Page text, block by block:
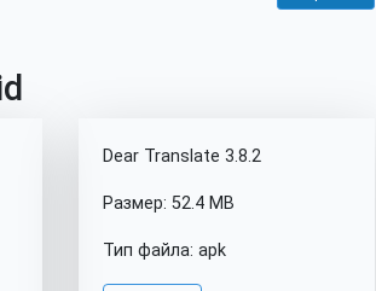
Dear Translate 3.8.2
Размер: 52.4 MB
Тип файла: apk